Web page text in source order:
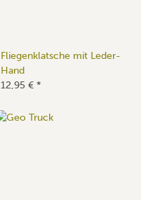
Fliegenklatsche mit Leder-
Hand
12,95 € *